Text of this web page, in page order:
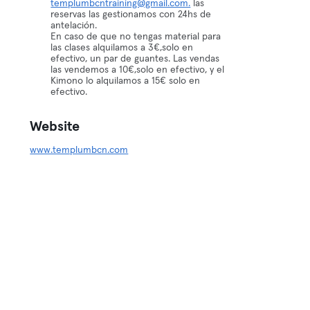
templumbcntraining@gmail.com. las
reservas las gestionamos con 24hs de
antelación.
En caso de que no tengas material para
las clases alquilamos a 3€,solo en
efectivo, un par de guantes. Las vendas
las vendemos a 10€,solo en efectivo, y el
Kimono lo alquilamos a 15€ solo en
efectivo.
Website
www.templumbcn.com